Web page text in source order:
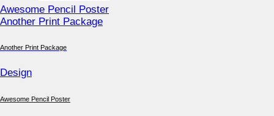
Awesome Pencil Poster
Another Print Package
Another Print Package
Design
Awesome Pencil Poster